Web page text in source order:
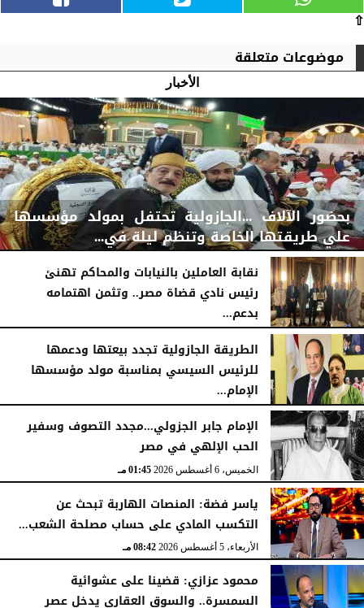
⇧
موضوعات متعلقة
الأخبار
بحضور الآلاف ...الجازولية تحتفل بمولد مؤسسها
علي طريقتها الخاصة وتنظم ليلة في...
اليومالجمعة، 7 أغسطس 2026 11:31 صـ
نقابة العاملين بالنيابات والمحاكم تهنئ
رئيس نادي قضاة مصر.. وتثمن اهتمامه
بدعم...
الخميس، 6 أغسطس 2026
الطريقة الجازولية تجدد بيعتها ودعمها
للرئيس السيسي بمناسبة مولد مؤسسها
الإمام...
الخميس، 6 أغسطس 2026
الإمام جابر الجزولي...مجدد التصوف وسفير
الحب الإلهي في مصر
الخميس، 6 أغسطس 2026 01:45 مـ
ياسر فضة: المنصات الهاربة تبحث عن
التكسب المادي على حساب مصلحة الشعب...
الأربعاء، 5 أغسطس 2026 08:42 مـ
محمود عزازي: قضينا على عشوائية
السمسرة.. والسوق العقاري يدخل عصر